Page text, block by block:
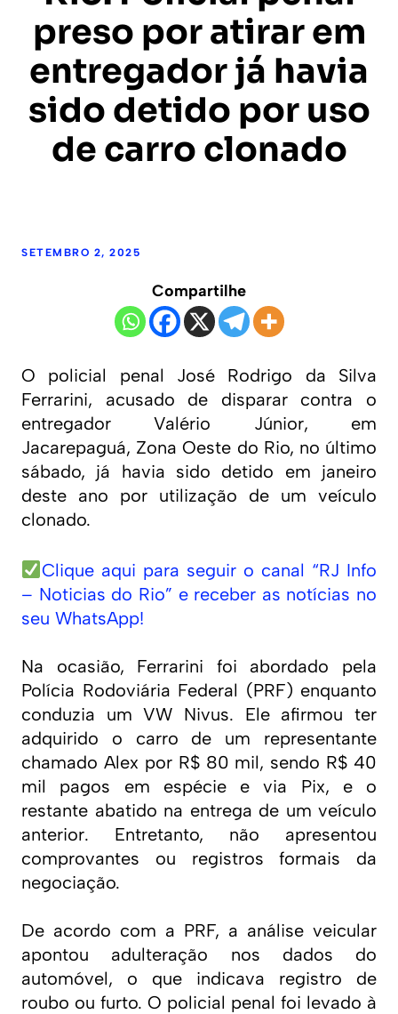
preso por atirar em
entregador já havia
sido detido por uso
de carro clonado
SETEMBRO 2, 2025
Compartilhe
O policial penal José Rodrigo da Silva
Ferrarini, acusado de disparar contra o
entregador Valério Júnior, em
Jacarepaguá, Zona Oeste do Rio, no último
sábado, já havia sido detido em janeiro
deste ano por utilização de um veículo
clonado.
Clique aqui para seguir o canal “RJ Info
– Noticias do Rio” e receber as notícias no
seu WhatsApp!
Na ocasião, Ferrarini foi abordado pela
Polícia Rodoviária Federal (PRF) enquanto
conduzia um VW Nivus. Ele afirmou ter
adquirido o carro de um representante
chamado Alex por R$ 80 mil, sendo R$ 40
mil pagos em espécie e via Pix, e o
restante abatido na entrega de um veículo
anterior. Entretanto, não apresentou
comprovantes ou registros formais da
negociação.
De acordo com a PRF, a análise veicular
apontou adulteração nos dados do
automóvel, o que indicava registro de
roubo ou furto. O policial penal foi levado à